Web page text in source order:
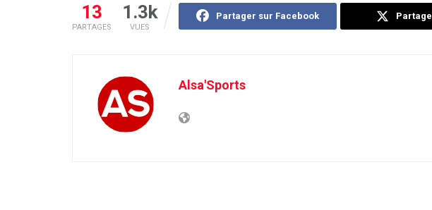
13
PARTAGES
1.3k
VUES
Partager sur Facebook
Alsa'Sports